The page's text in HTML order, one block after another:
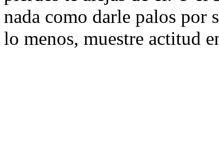
nada como darle palos por
lo menos, muestre actitud